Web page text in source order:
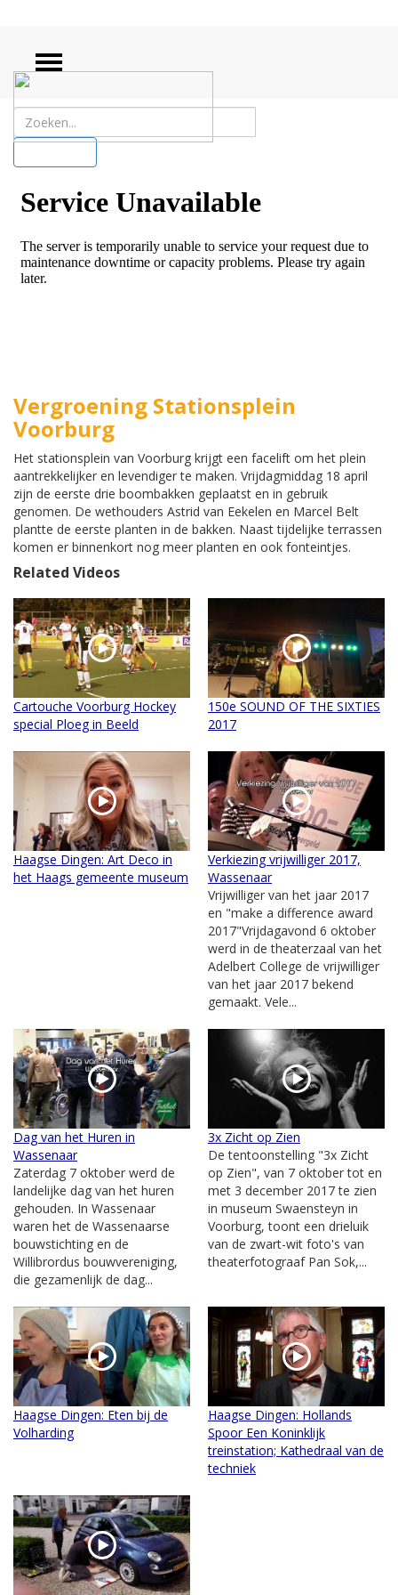
Vergroening Stationsplein
Voorburg
Het stationsplein van Voorburg krijgt een facelift om het plein
aantrekkelijker en levendiger te maken. Vrijdagmiddag 18 april
zijn de eerste drie boombakken geplaatst en in gebruik
genomen. De wethouders Astrid van Eekelen en Marcel Belt
plantte de eerste planten in de bakken. Naast tijdelijke terrassen
komen er binnenkort nog meer planten en ook fonteintjes.
Related Videos
Cartouche Voorburg Hockey
special Ploeg in Beeld
150e SOUND OF THE SIXTIES
2017
Haagse Dingen: Art Deco in
het Haags gemeente museum
Verkiezing vrijwilliger 2017,
Wassenaar
Vrijwilliger van het jaar 2017
en "make a difference award
2017"Vrijdagavond 6 oktober
werd in de theaterzaal van het
Adelbert College de vrijwilliger
van het jaar 2017 bekend
gemaakt. Vele...
Dag van het Huren in
Wassenaar
Zaterdag 7 oktober werd de
landelijke dag van het huren
gehouden. In Wassenaar
waren het de Wassenaarse
bouwstichting en de
Willibrordus bouwvereniging,
die gezamenlijk de dag...
3x Zicht op Zien
De tentoonstelling "3x Zicht
op Zien", van 7 oktober tot en
met 3 december 2017 te zien
in museum Swaensteyn in
Voorburg, toont een drieluik
van de zwart-wit foto's van
theaterfotograaf Pan Sok,...
Haagse Dingen: Eten bij de
Volharding
Haagse Dingen: Hollands
Spoor Een Koninklijk
treinstation; Kathedraal van de
techniek